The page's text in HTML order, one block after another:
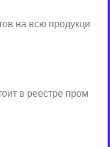
на всю продукци
в реестре пром